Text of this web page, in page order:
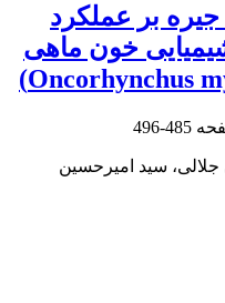
جیره بر عملکرد
خون ماهی
485-496
جلالی، سید امیرحسین